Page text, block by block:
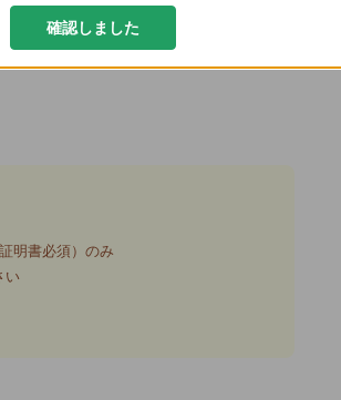
明書必須）のみ
い
確認しました